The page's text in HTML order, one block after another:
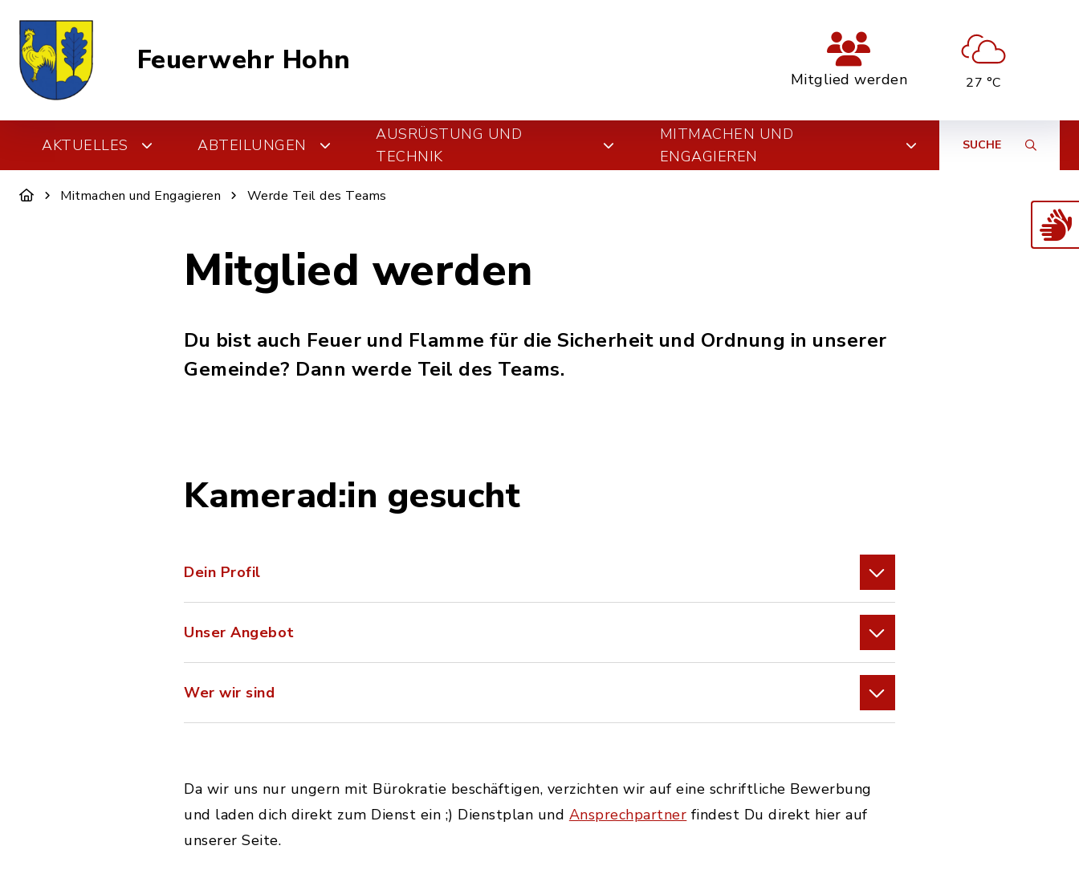
Feuerwehr Hohn
Mitglied werden 27 °C
AKTUELLES ABTEILUNGEN
AUSRÜSTUNG UND
TECHNIK
MITMACHEN UND
ENGAGIEREN
SUCHE
Mitmachen und Engagieren Werde Teil des Teams
Mitglied werden
Du bist auch Feuer und Flamme für die Sicherheit und Ordnung in unserer
Gemeinde? Dann werde Teil des Teams.
Kamerad:in gesucht
Dein Profil
Unser Angebot
Wer wir sind
Da wir uns nur ungern mit Bürokratie beschäftigen, verzichten wir auf eine schriftliche Bewerbung
und laden dich direkt zum Dienst ein ;) Dienstplan und Ansprechpartner findest Du direkt hier auf
unserer Seite.